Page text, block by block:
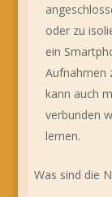
oder zu
ein
Aufnahmen
kann auch
verbunden
lernen.
Was sind die